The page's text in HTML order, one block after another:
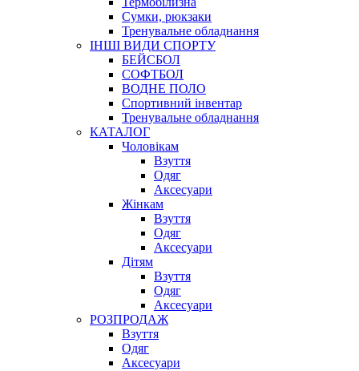
Сумки, рюкзаки
Тренувальне обладнання
ІНШІ ВИДИ СПОРТУ
БЕЙСБОЛ
СОФТБОЛ
ВОДНЕ ПОЛО
Спортивний інвентар
Тренувальне обладнання
КАТАЛОГ
Чоловікам
Взуття
Одяг
Аксесуари
Жінкам
Взуття
Одяг
Аксесуари
Дітям
Взуття
Одяг
Аксесуари
РОЗПРОДАЖ
Взуття
Одяг
Аксесуари